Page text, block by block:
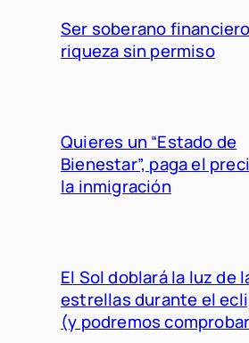
Ser soberano
riqueza sin permiso
Quieres un “Estado de
Bienestar”, paga el
la inmigración
El Sol doblará la luz de
estrellas durante el
(y podremos